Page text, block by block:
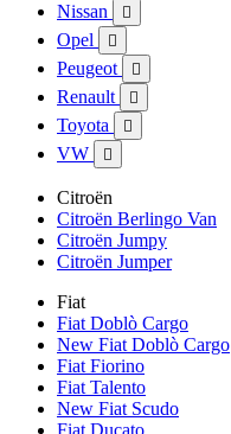
Nissan 
Opel 
Peugeot 
Renault 
Toyota 
VW 
Citroën
Citroën Berlingo Van
Citroën Jumpy
Citroën Jumper
Fiat
Fiat Doblò Cargo
New Fiat Doblò Cargo
Fiat Fiorino
Fiat Talento
New Fiat Scudo
Fiat Ducato